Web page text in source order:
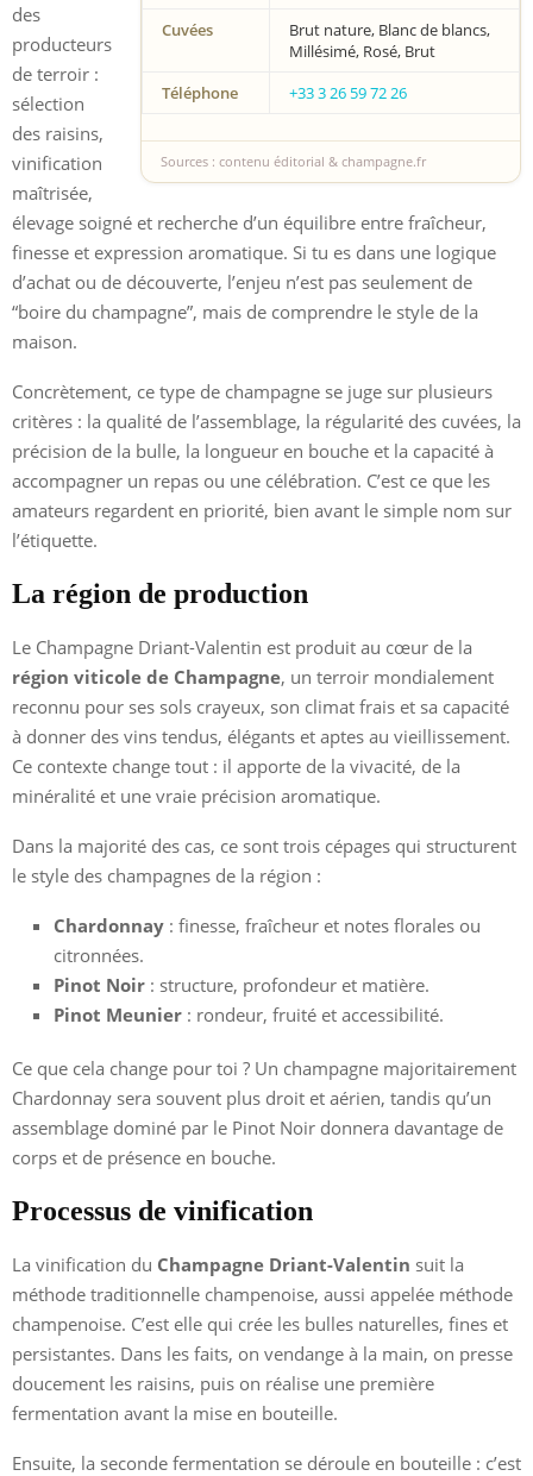
Cuvées
Brut nature, Blanc de blancs,
Millésimé, Rosé, Brut
Téléphone
+33 3 26 59 72 26
Sources : contenu éditorial & champagne.fr
des
producteurs
de terroir :
sélection
des raisins,
vinification
maîtrisée,
élevage soigné et recherche d’un équilibre entre fraîcheur,
finesse et expression aromatique. Si tu es dans une logique
d’achat ou de découverte, l’enjeu n’est pas seulement de
“boire du champagne”, mais de comprendre le style de la
maison.
Concrètement, ce type de champagne se juge sur plusieurs
critères : la qualité de l’assemblage, la régularité des cuvées, la
précision de la bulle, la longueur en bouche et la capacité à
accompagner un repas ou une célébration. C’est ce que les
amateurs regardent en priorité, bien avant le simple nom sur
l’étiquette.
La région de production
Le Champagne Driant-Valentin est produit au cœur de la
région viticole de Champagne, un terroir mondialement
reconnu pour ses sols crayeux, son climat frais et sa capacité
à donner des vins tendus, élégants et aptes au vieillissement.
Ce contexte change tout : il apporte de la vivacité, de la
minéralité et une vraie précision aromatique.
Dans la majorité des cas, ce sont trois cépages qui structurent
le style des champagnes de la région :
Chardonnay : finesse, fraîcheur et notes florales ou
citronnées.
Pinot Noir : structure, profondeur et matière.
Pinot Meunier : rondeur, fruité et accessibilité.
Ce que cela change pour toi ? Un champagne majoritairement
Chardonnay sera souvent plus droit et aérien, tandis qu’un
assemblage dominé par le Pinot Noir donnera davantage de
corps et de présence en bouche.
Processus de vinification
La vinification du Champagne Driant-Valentin suit la
méthode traditionnelle champenoise, aussi appelée méthode
champenoise. C’est elle qui crée les bulles naturelles, fines et
persistantes. Dans les faits, on vendange à la main, on presse
doucement les raisins, puis on réalise une première
fermentation avant la mise en bouteille.
Ensuite, la seconde fermentation se déroule en bouteille : c’est